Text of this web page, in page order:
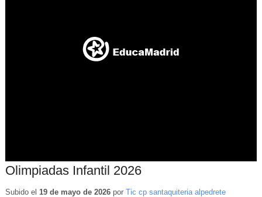
Olimpiadas Infantil 2026
Subido el 19 de mayo de 2026por Tic cp santaquiteria alpedrete